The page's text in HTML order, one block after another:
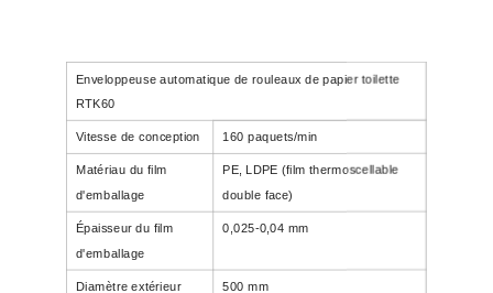
Enveloppeuse automatique de rouleaux de papier toilette
RTK60
Vitesse de conception 160 paquets/min
Matériau du film
d'emballage
PE, LDPE (film thermoscellable
double face)
Épaisseur du film
d'emballage
0,025-0,04 mm
Diamètre extérieur 500 mm